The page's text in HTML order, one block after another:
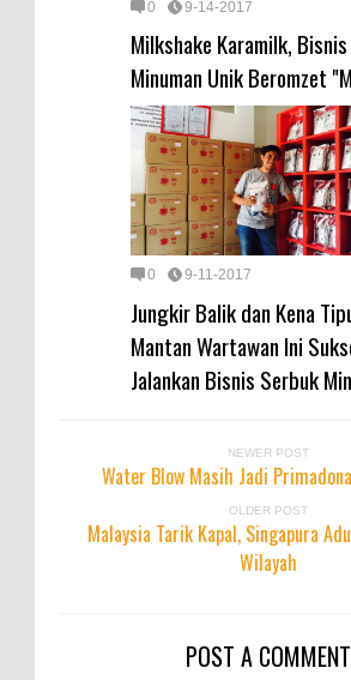
0 9-14-2017
Milkshake Karamilk, Bisnis
Minuman Unik Beromzet
0 9-11-2017
Jungkir Balik dan Kena
Mantan Wartawan Ini
Jalankan Bisnis Serbuk
NEWER POST
Water Blow Masih Jadi
OLDER POST
Malaysia Tarik Kapal, Singapura
Wilayah
POST A COMMENT